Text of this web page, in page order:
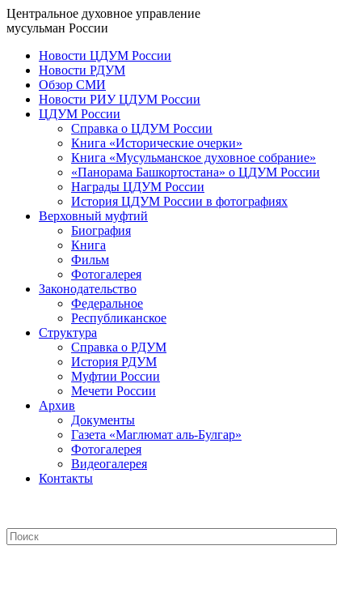
Центральное духовное управление
мусульман России
Новости ЦДУМ России
Новости РДУМ
Обзор СМИ
Новости РИУ ЦДУМ России
ЦДУМ России
Справка о ЦДУМ России
Книга «Исторические очерки»
Книга «Мусульманское духовное собрание»
«Панорама Башкортостана» о ЦДУМ России
Награды ЦДУМ России
История ЦДУМ России в фотографиях
Верховный муфтий
Биография
Книга
Фильм
Фотогалерея
Законодательство
Федеральное
Республиканское
Структура
Справка о РДУМ
История РДУМ
Муфтии России
Мечети России
Архив
Документы
Газета «Маглюмат аль-Булгар»
Фотогалерея
Видеогалерея
Контакты